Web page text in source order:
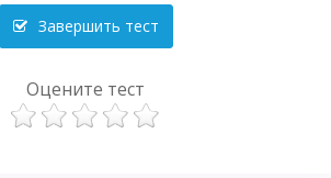
Завершить тест
Оцените тест